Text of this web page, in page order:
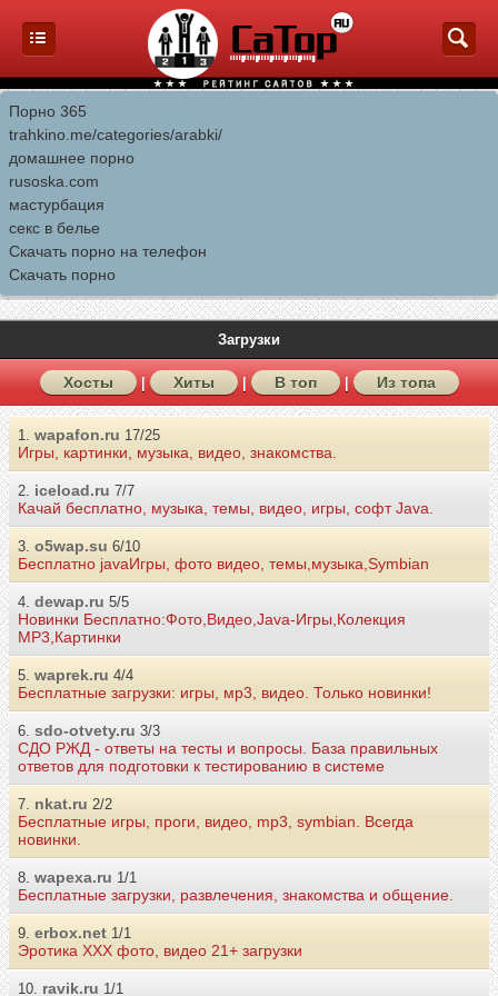
Порно 365
trahkino.me/categories/arabki/
домашнее порно
rusoska.com
мастурбация
секс в белье
Скачать порно на телефон
Скачать порно
Загрузки
Хосты | Хиты | В топ | Из топа
1. wapafon.ru 17/25
Игры, картинки, музыка, видео, знакомства.
2. iceload.ru 7/7
Качай бесплатно, музыка, темы, видео, игры, софт Java.
3. o5wap.su 6/10
Бесплатно javaИгры, фото видео, темы,музыка,Symbian
4. dewap.ru 5/5
Новинки Бесплатно:Фото,Видео,Java-Игры,Колекция
МР3,Картинки
5. waprek.ru 4/4
Бесплатные загрузки: игры, мp3, видео. Только новинки!
6. sdo-otvety.ru 3/3
СДО РЖД - ответы на тесты и вопросы. База правильных
ответов для подготовки к тестированию в системе
7. nkat.ru 2/2
Бесплатные игры, проги, видео, mp3, symbian. Всегда
новинки.
8. wapexa.ru 1/1
Бесплатные загрузки, развлечения, знакомства и общение.
9. erbox.net 1/1
Эротика ХХХ фото, видео 21+ загрузки
10. ravik.ru 1/1